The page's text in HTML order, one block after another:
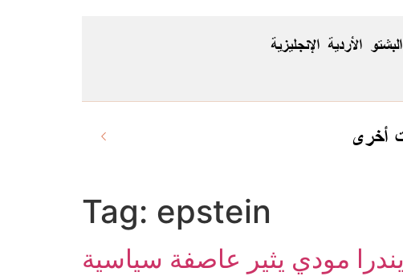
الإنجليزية الأردية البشتو
أخرى
Tag: epstein
مودي يثير عاصفة سياسية